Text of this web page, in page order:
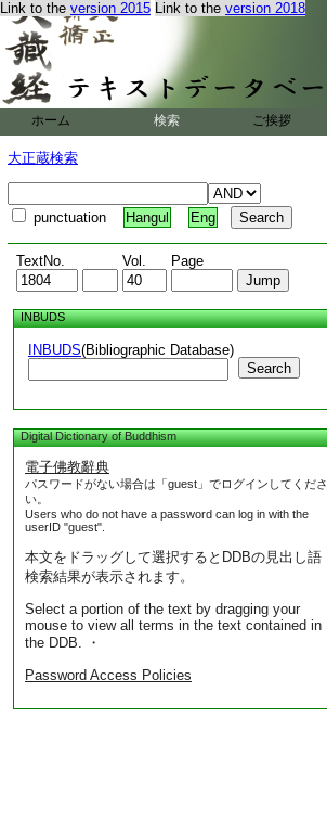
Link to the version 2015 Link to the version 2018
ホーム 検索 ご挨拶
大正蔵検索
punctuation Hangul Eng
TextNo. Vol. Page
INBUDS
INBUDS(Bibliographic Database)
Search
Digital Dictionary of Buddhism
電子佛教辭典
パスワードがない場合は「guest」でログインしてくださ
い。
Users who do not have a password can log in with the
userID "guest".
本文をドラッグして選択するとDDBの見出し語
検索結果が表示されます。
Select a portion of the text by dragging your
mouse to view all terms in the text contained in
the DDB. ・
Password Access Policies